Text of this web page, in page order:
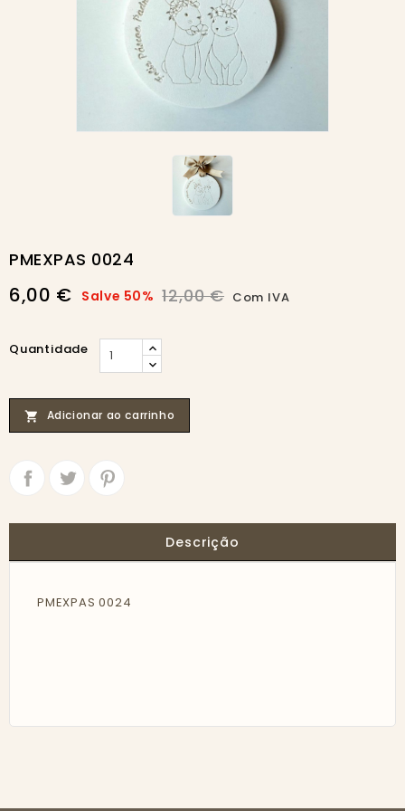
-50%
PMEXPAS 0024
6,00 € Salve 50% 12,00 € Com IVA
Quantidade
 Adicionar ao carrinho
Descrição
PMEXPAS 0024